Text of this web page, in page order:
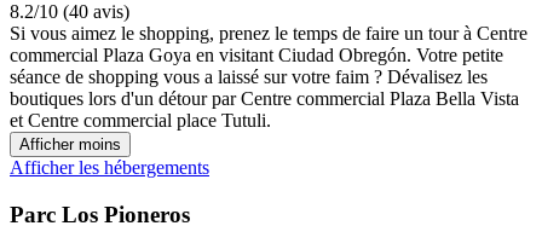
8.2/10 (40 avis)
Si vous aimez le shopping, prenez le temps de faire un tour à Centre
commercial Plaza Goya en visitant Ciudad Obregón. Votre petite
séance de shopping vous a laissé sur votre faim ? Dévalisez les
boutiques lors d'un détour par Centre commercial Plaza Bella Vista
et Centre commercial place Tutuli.
Afficher moins
Afficher les hébergements
Parc Los Pioneros